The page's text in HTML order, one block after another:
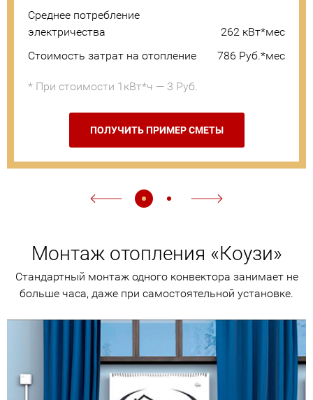
Среднее потребление
электричества
262 кВт*мес
Стоимость затрат на отопление
786 Руб.*мес
* При стоимости 1кВт*ч — 3 Руб.
ПОЛУЧИТЬ ПРИМЕР СМЕТЫ
Монтаж отопления «Коузи»
Стандартный монтаж одного конвектора занимает не
больше часа, даже при самостоятельной установке.